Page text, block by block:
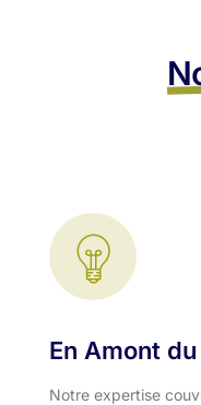
En Amont
Notre expertise